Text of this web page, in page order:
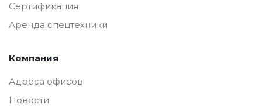
Сертификация
Аренда спецтехники
Компания
Адреса офисов
Новости